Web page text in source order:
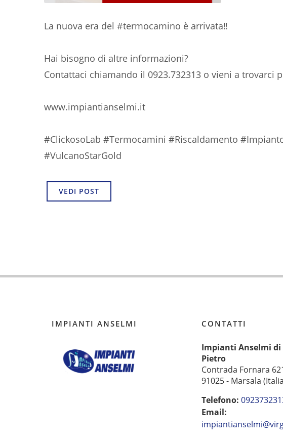
La nuova era del #termocamino è arrivata‼
Hai bisogno di altre informazioni?
Contattaci chiamando il 0923.732313 o vieni a trovarci
www.impiantianselmi.it
#ClickosoLab #Termocamini #Riscaldamento
#VulcanoStarGold
VEDI POST
IMPIANTI ANSELMI CONTATTI
Impianti Anselmi di
Pietro
Contrada Fornara
91025 - Marsala
Telefono:
Email: